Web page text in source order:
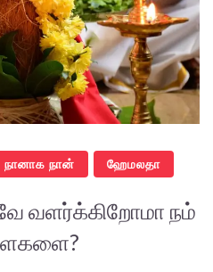
நானாக நான் ஹேமலதா
வளர்க்கிறோமா நம்